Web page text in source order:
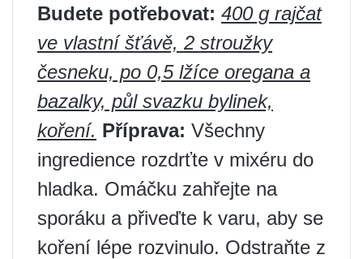
Budete potřebovat: 400 g rajčat
ve vlastní šťávě, 2 stroužky
česneku, po 0,5 lžíce oregana a
bazalky, půl svazku bylinek,
koření. Příprava: Všechny
ingredience rozdrťte v mixéru do
hladka. Omáčku zahřejte na
sporáku a přiveďte k varu, aby se
koření lépe rozvinulo. Odstraňte z